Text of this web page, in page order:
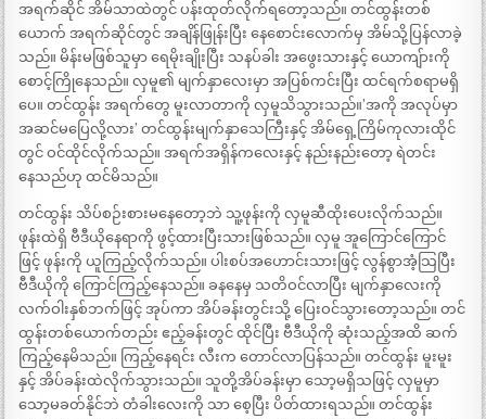
အရက်ဆိုင် အိမ်သာထဲတွင် ပန်းထုတ်လိုက်ရတော့သည်။ တင်ထွန်းတစ်
ယောက် အရက်ဆိုင်တွင် အချိန်ဖြုန်းပြီး နေစောင်းလောက်မှ အိမ်သို့ပြန်လာခဲ့
သည်။ မိန်းမဖြစ်သူမှာ ရေမိုးချိုးပြီး သနပ်ခါး အဖွေးသားနှင့် ယောကျ်ားကို
စောင့်ကြိုနေသည်။ လှမူ၏ မျက်နှာလေးမှာ အပြစ်ကင်းပြီး ထင်ရက်စရာမရှိ
ပေ။ တင်ထွန်း အရက်တွေ မူးလာတာကို လှမူသိသွားသည်။’အကို အလုပ်မှာ
အဆင်မပြေလို့လား’ တင်ထွန်းမျက်နှာသေကြီးနှင့် အိမ်ရှေ့ကြိမ်ကုလားထိုင်
တွင် ဝင်ထိုင်လိုက်သည်။ အရက်အရှိန်ကလေးနှင့် နည်းနည်းတော့ ရဲတင်း
နေသည်ဟု ထင်မိသည်။
တင်ထွန်း သိပ်စဉ်းစားမနေတော့ဘဲ သူ့ဖုန်းကို လှမူဆီထိုးပေးလိုက်သည်။
ဖုန်းထဲရှိ ဗီဒီယိုနေရာကို ဖွင့်ထားပြီးသားဖြစ်သည်။ လှမူ အူကြောင်ကြောင်
ဖြင့် ဖုန်းကို ယူကြည့်လိုက်သည်။ ပါးစပ်အဟောင်းသားဖြင့် လွန်စွာအံ့သြပြီး
ဗီဒီယိုကို ကြောင်ကြည့်နေသည်။ ခနနေမှ သတိဝင်လာပြီး မျက်နှာလေးကို
လက်ဝါးနှစ်ဘက်ဖြင့် အုပ်ကာ အိပ်ခန်းတွင်းသို့ ပြေးဝင်သွားတော့သည်။ တင်
ထွန်းတစ်ယောက်တည်း ဧည့်ခန်းတွင် ထိုင်ပြီး ဗီဒီယိုကို ဆုံးသည့်အထိ ဆက်
ကြည့်နေမိသည်။ ကြည့်နေရင်း လီးက တောင်လာပြန်သည်။ တင်ထွန်း မူးမူး
နှင့် အိပ်ခန်းထဲလိုက်သွားသည်။ သူတို့အိပ်ခန်းမှာ သော့မရှိသဖြင့် လှမူမှာ
သော့မခတ်နိုင်ဘဲ တံခါးလေးကို သာ စေ့ပြီး ပိတ်ထားရသည်။ တင်ထွန်း